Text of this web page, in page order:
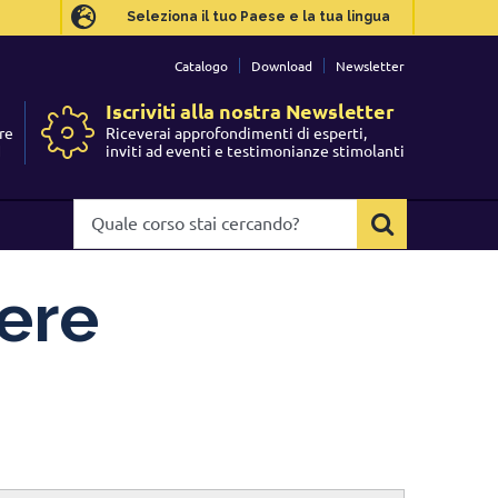
Seleziona il tuo Paese e la tua lingua
Catalogo Download Newsletter
Iscriviti alla nostra Newsletter
Riceverai approfondimenti di esperti,
inviti ad eventi e testimonianze stimolanti
corso
Seleziona il tuo Paese e la tua lingua
Catalogo Download Newsletter
Iscriviti alla nostra Newsletter
Riceverai approfondimenti di esperti,
inviti ad eventi e testimonianze stimolanti
corso